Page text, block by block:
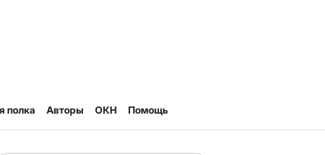
полка Авторы ОКН Помощь